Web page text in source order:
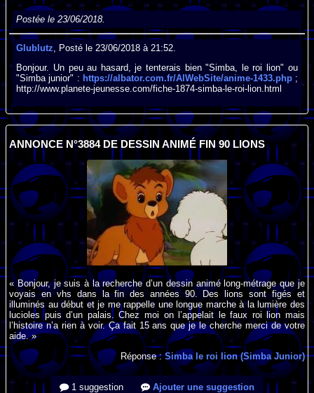
Postée le 23/06/2018.
Glublutz , Posté le 23/06/2018 à 21:52.
Bonjour. Un peu au hasard, je tenterais bien "Simba, le roi lion" ou
"Simba junior" : https://albator.com.fr/AlWebSite/anime-1433.php;
http://www.planete-jeunesse.com/fiche-1874-simba-le-roi-lion.html
ANNONCE N°3884 DE DESSIN ANIMÉ FIN 90 LIONS
« Bonjour, je suis à la recherche d’un dessin animé long-métrage que je
voyais en vhs dans la fin des années 90. Des lions sont figés et
illuminés au début et je me rappelle une longue marche à la lumière des
lucioles puis d’un palais. Chez moi on l’appelait le faux roi lion mais
l’histoire n’a rien à voir. Ça fait 15 ans que je le cherche merci de votre
aide. »
Réponse :Simba le roi lion (Simba Junior)
1 suggestion Ajouter une suggestion